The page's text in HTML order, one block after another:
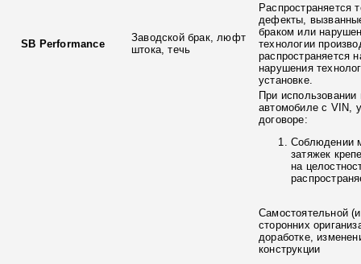
SB Performance
Заводской брак, люфт
штока, течь
Распространяется
дефекты,
браком или
технологии
распространяется
нарушения
установке.
При использовании
автомобиле с VIN,
договоре:
Соблюдении
затяжек
на
Самостоятельной
сторонних
доработке,
конструкции